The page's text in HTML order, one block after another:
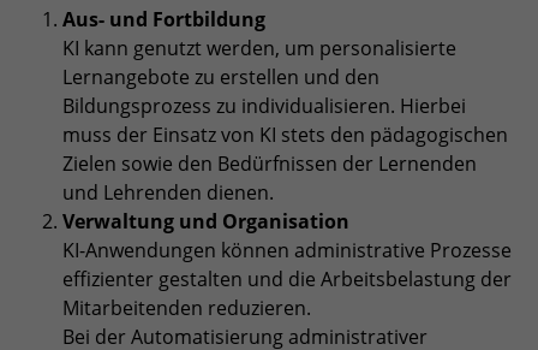
Aus- und Fortbildung
KI kann genutzt werden, um personalisierte
Lernangebote zu erstellen und den
Bildungsprozess zu individualisieren. Hierbei
muss der Einsatz von KI stets den pädagogischen
Zielen sowie den Bedürfnissen der Lernenden
und Lehrenden dienen.
Verwaltung und Organisation
KI-Anwendungen können administrative Prozesse
effizienter gestalten und die Arbeitsbelastung der
Mitarbeitenden reduzieren.
Bei der Automatisierung administrativer
Name fe_typo_usr
Anbieter
Laufzeit Session
Zweck Login geschlossener Bereich
Name be_lastLoginProvider
Anbieter TYPO3